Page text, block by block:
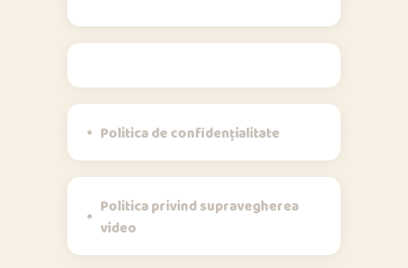
Politica de confidențialitate
Politica privind supravegherea
video